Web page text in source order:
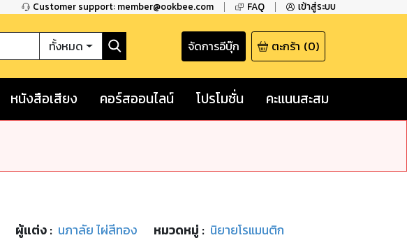
Customer support: member@ookbee.com FAQ เข้าสู่ระบบ
ทั้งหมด จัดการอีบุ๊ก ตะกร้า (0)
หนังสือเสียง คอร์สออนไลน์ โปรโมชั่น คะแนนสะสม
ผู้แต่ง : นภาลัย ไผ่สีทอง หมวดหมู่ : นิยายโรแมนติก